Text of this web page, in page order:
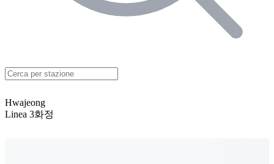
Hwajeong
Linea 3화정